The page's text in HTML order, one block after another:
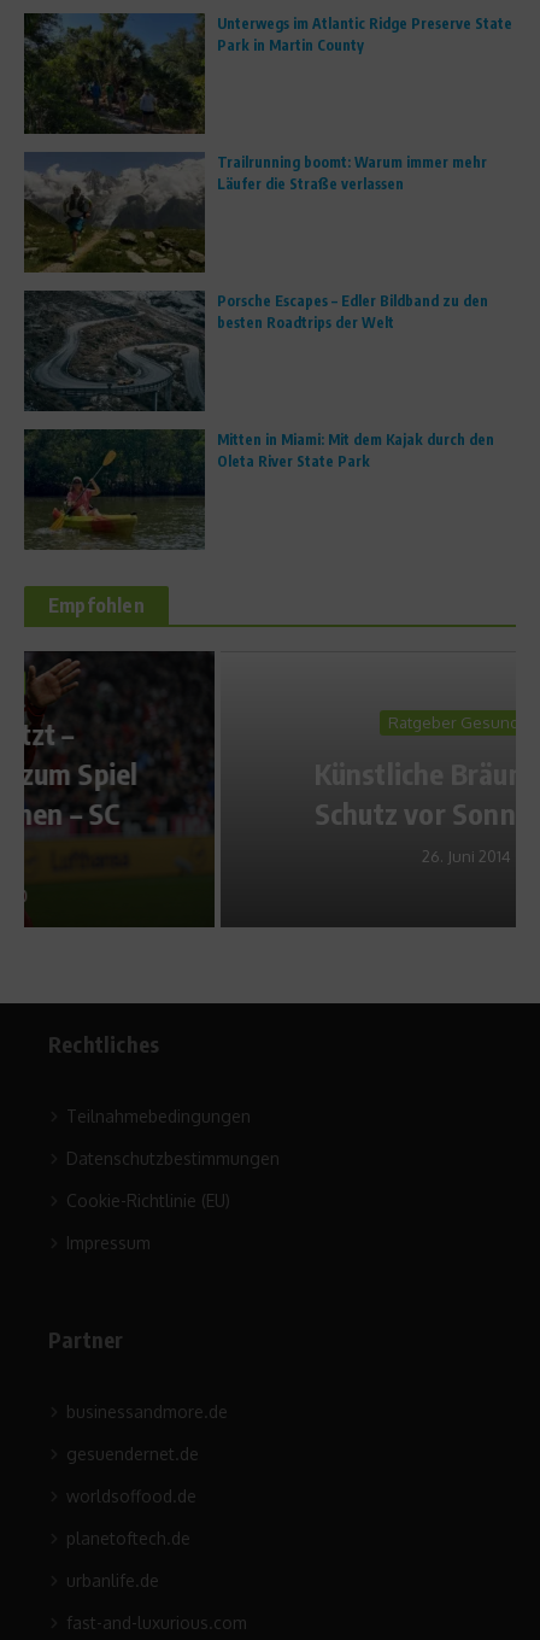
Unterwegs im Atlantic Ridge Preserve State
Park in Martin County
Trailrunning boomt: Warum immer mehr
Läufer die Straße verlassen
Porsche Escapes – Edler Bildband zu den
besten Roadtrips der Welt
Mitten in Miami: Mit dem Kajak durch den
Oleta River State Park
Empfohlen
Künstliche Bräune – Kein
Schutz vor Sonnenbrand
Rechtliches
Teilnahmebedingungen
Datenschutzbestimmungen
Cookie-Richtlinie (EU)
Impressum
Partner
businessandmore.de
gesuendernet.de
worldsoffood.de
planetoftech.de
urbanlife.de
fast-and-luxurious.com